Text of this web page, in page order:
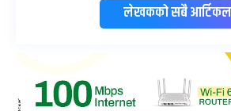
लेखकको सबै आर्टिकल